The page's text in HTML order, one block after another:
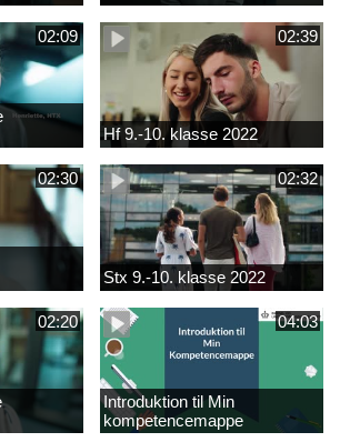
02:09 02:39
Hf 9.-10. klasse 2022
02:30 02:32
Stx 9.-10. klasse 2022
02:20 04:03
Introduktion til Min
kompetencemappe